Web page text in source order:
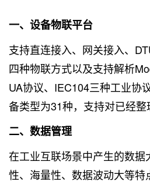
一、设备物联平台
支持直连接入、网关接入、
四种物联方式以及支持解析
UA协议、IEC104三种工业协
备类型为31种，支持对已经整
二、数据管理
在工业互联场景中产生的数
性、海量性、数据波动大等